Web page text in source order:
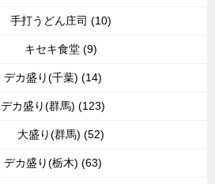
手打うどん庄司 (10)
キセキ食堂 (9)
デカ盛り(千葉) (14)
デカ盛り(群馬) (123)
大盛り(群馬) (52)
デカ盛り(栃木) (63)